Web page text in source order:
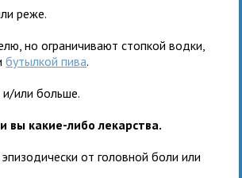
реже.
но ограничивают стопкой водки,
бутылкой пива.
или больше.
вы какие-либо лекарства.
от головной боли или